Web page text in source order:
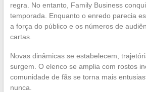
regra. No entanto, Family Business
temporada. Enquanto o enredo parecia
a força do público e os números de
cartas.
Novas dinâmicas se estabelecem,
surgem. O elenco se amplia com rostos
comunidade de fãs se torna mais
nunca.